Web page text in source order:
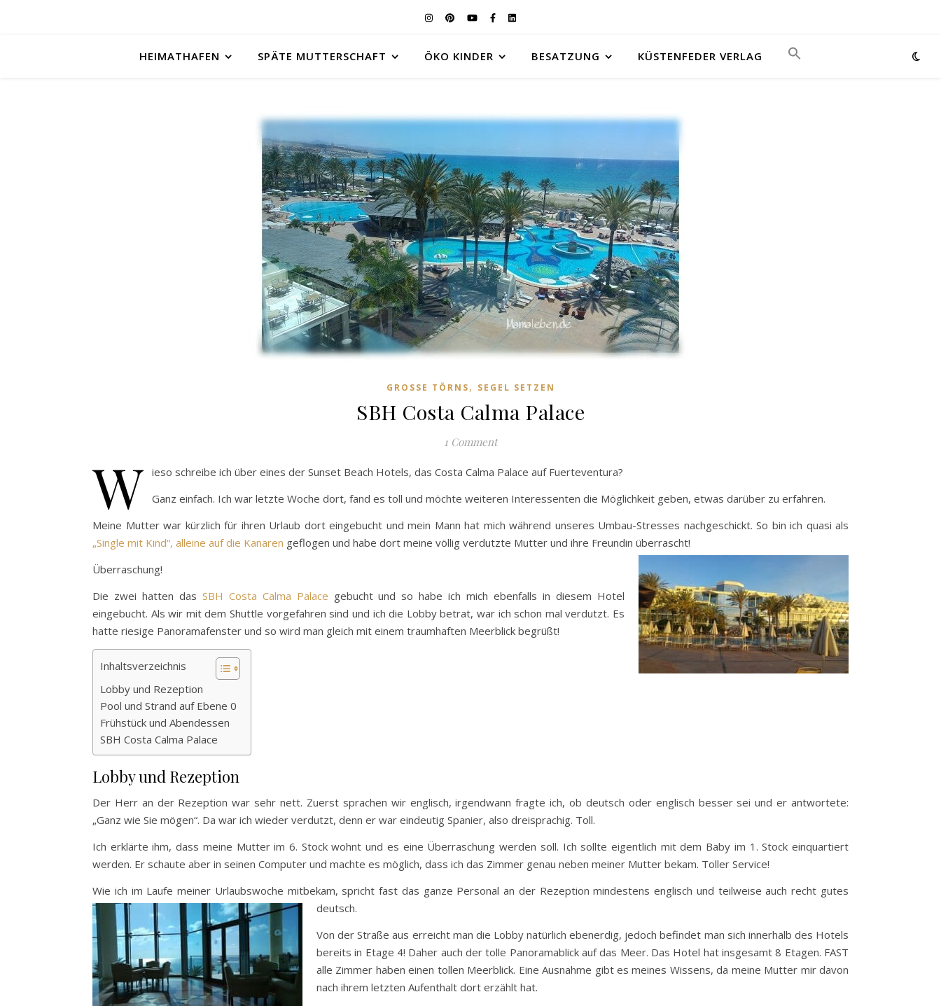
HEIMATHAFEN SPÄTE MUTTERSCHAFT ÖKO KINDER BESATZUNG KÜSTENFEDER VERLAG
GROSSE TÖRNS , SEGEL SETZEN
SBH Costa Calma Palace
1 Comment
W ieso schreibe ich über eines der Sunset Beach Hotels, das Costa Calma Palace auf Fuerteventura?
Ganz einfach. Ich war letzte Woche dort, fand es toll und möchte weiteren Interessenten die Möglichkeit geben, etwas darüber zu erfahren.
Meine Mutter war kürzlich für ihren Urlaub dort eingebucht und mein Mann hat mich während unseres Umbau-Stresses nachgeschickt. So bin ich quasi als
„Single mit Kind“, alleine auf die Kanaren geflogen und habe dort meine völlig verdutzte Mutter und ihre Freundin überrascht!
Überraschung!
Die zwei hatten das SBH Costa Calma Palace gebucht und so habe ich mich ebenfalls in diesem Hotel
eingebucht. Als wir mit dem Shuttle vorgefahren sind und ich die Lobby betrat, war ich schon mal verdutzt. Es
hatte riesige Panoramafenster und so wird man gleich mit einem traumhaften Meerblick begrüßt!
Inhaltsverzeichnis
Lobby und Rezeption
Pool und Strand auf Ebene 0
Frühstück und Abendessen
SBH Costa Calma Palace
Lobby und Rezeption
Der Herr an der Rezeption war sehr nett. Zuerst sprachen wir englisch, irgendwann fragte ich, ob deutsch oder englisch besser sei und er antwortete:
„Ganz wie Sie mögen“. Da war ich wieder verdutzt, denn er war eindeutig Spanier, also dreisprachig. Toll.
Ich erklärte ihm, dass meine Mutter im 6. Stock wohnt und es eine Überraschung werden soll. Ich sollte eigentlich mit dem Baby im 1. Stock einquartiert
werden. Er schaute aber in seinen Computer und machte es möglich, dass ich das Zimmer genau neben meiner Mutter bekam. Toller Service!
Wie ich im Laufe meiner Urlaubswoche mitbekam, spricht fast das ganze Personal an der Rezeption mindestens englisch und teilweise auch recht gutes
deutsch.
Von der Straße aus erreicht man die Lobby natürlich ebenerdig, jedoch befindet man sich innerhalb des Hotels
bereits in Etage 4! Daher auch der tolle Panoramablick auf das Meer. Das Hotel hat insgesamt 8 Etagen. FAST
alle Zimmer haben einen tollen Meerblick. Eine Ausnahme gibt es meines Wissens, da meine Mutter mir davon
nach ihrem letzten Aufenthalt dort erzählt hat.